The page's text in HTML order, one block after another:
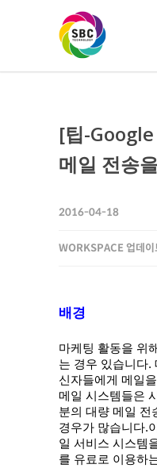
[팁-
메일 전송
2016-04-18
WORKSPACE 업데이
배경
마케팅 활동을 위
는 경우 있습니다.
신자들에게 메일
메일 시스템들은
분의 대량 메일 전
경우가 많습니다.
일 서비스 시스템
를 유료로 이용하